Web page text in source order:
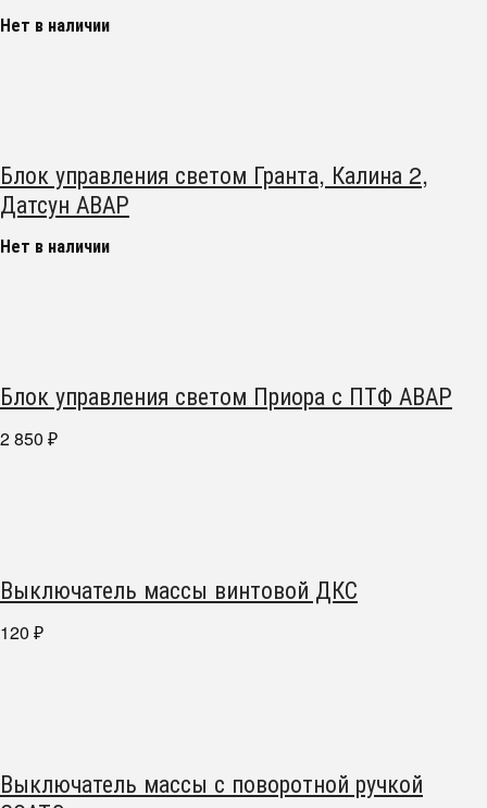
Нет в наличии
Блок управления светом Гранта, Калина 2,
Датсун АВАР
Нет в наличии
Блок управления светом Приора с ПТФ АВАР
2 850 ₽
Выключатель массы винтовой ДКС
120 ₽
Выключатель массы с поворотной ручкой